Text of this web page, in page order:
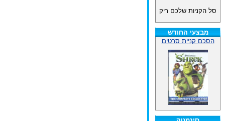
סל הקניות שלכם ריק
מבצעי החודש
הסכם קניית סרטים